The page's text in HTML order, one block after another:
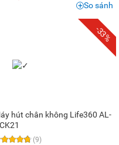
So sánh
-33%
hút chân không Life360 AL-
(9)